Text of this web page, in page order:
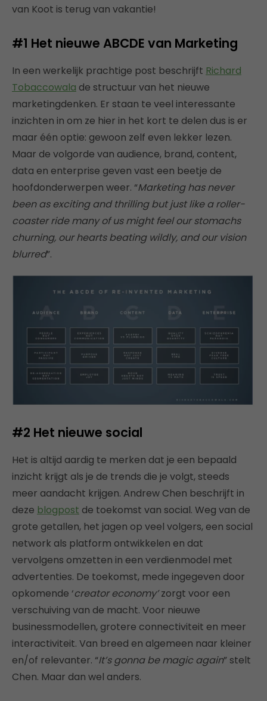
van Koot is terug van vakantie!
#1 Het nieuwe ABCDE van Marketing
In een werkelijk prachtige post beschrijft Richard
Tobaccowala de structuur van het nieuwe
marketingdenken. Er staan te veel interessante
inzichten in om ze hier in het kort te delen dus is er
maar één optie: gewoon zelf even lekker lezen.
Maar de volgorde van audience, brand, content,
data en enterprise geven vast een beetje de
hoofdonderwerpen weer. “Marketing has never
been as exciting and thrilling but just like a roller-
coaster ride many of us might feel our stomachs
churning, our hearts beating wildly, and our vision
blurred”.
#2 Het nieuwe social
Het is altijd aardig te merken dat je een bepaald
inzicht krijgt als je de trends die je volgt, steeds
meer aandacht krijgen. Andrew Chen beschrijft in
deze blogpost de toekomst van social. Weg van de
grote getallen, het jagen op veel volgers, een social
network als platform ontwikkelen en dat
vervolgens omzetten in een verdienmodel met
advertenties. De toekomst, mede ingegeven door
opkomende ‘creator economy’zorgt voor een
verschuiving van de macht. Voor nieuwe
businessmodellen, grotere connectiviteit en meer
interactiviteit. Van breed en algemeen naar kleiner
en/of relevanter. “It’s gonna be magic again” stelt
Chen. Maar dan wel anders.